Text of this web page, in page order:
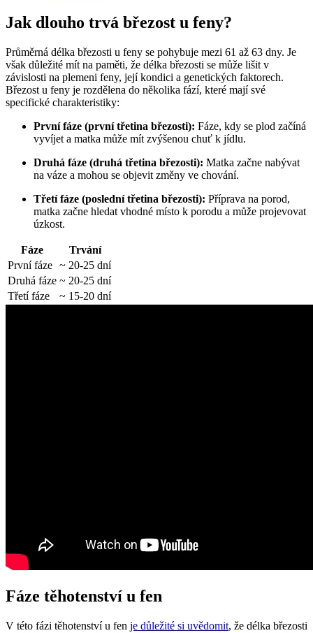
Jak dlouho trvá březost u feny?
Průměrná délka březosti u feny se pohybuje mezi 61 až 63 dny. Je
však důležité mít na paměti, že délka březosti se může lišit v
závislosti na plemeni feny, její kondici a genetických faktorech.
Březost u feny je rozdělena do několika fází, které mají své
specifické charakteristiky:
První fáze (první třetina březosti): Fáze, kdy se plod začíná
vyvíjet a matka může mít zvýšenou chuť k jídlu.
Druhá fáze (druhá třetina březosti): Matka začne nabývat
na váze a mohou se objevit změny ve chování.
Třetí fáze (poslední třetina březosti): Příprava na porod,
matka začne hledat vhodné místo k porodu a může projevovat
úzkost.
Fáze
Trvání
První fáze ~ 20-25 dní
Druhá fáze ~ 20-25 dní
Třetí fáze
~ 15-20 dní
Fáze těhotenství u fen
V této fázi těhotenství u fen je důležité si uvědomit, že délka březosti